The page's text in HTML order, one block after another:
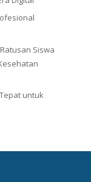
Siswa
untuk